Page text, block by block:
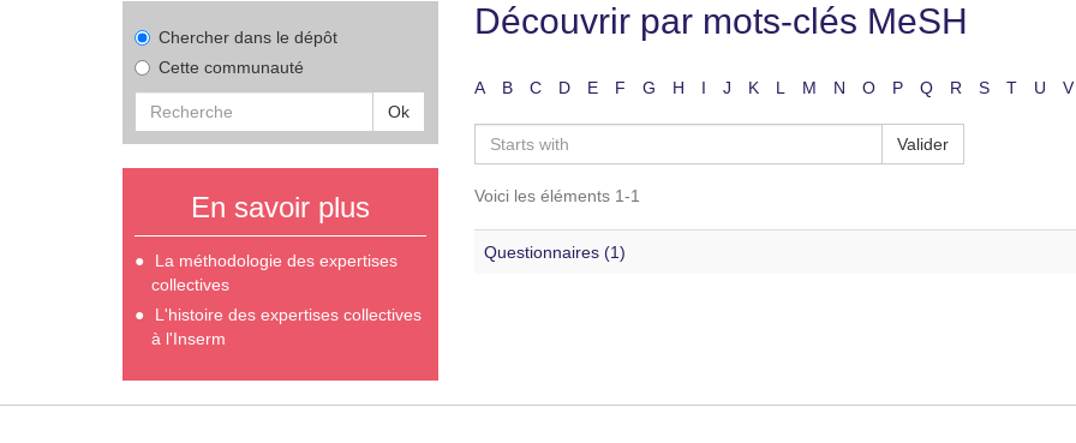
Chercher dans le dépôt
Cette communauté
Ok
En savoir plus
La méthodologie des expertises
collectives
L'histoire des expertises collectives
à l'Inserm
Découvrir par mots-clés MeSH
A B C D E F G H I J K L M N O P Q R S T U V
Valider
Voici les éléments 1-1
Questionnaires (1)